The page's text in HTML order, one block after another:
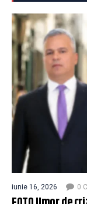
iunie 16, 2026 0